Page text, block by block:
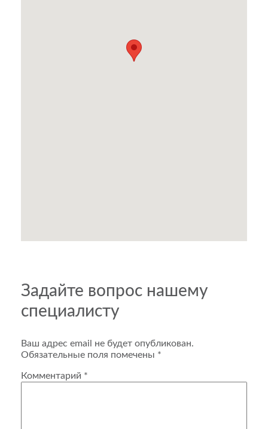
Задайте вопрос нашему
специалисту
Ваш адрес email не будет опубликован.
Обязательные поля помечены *
Комментарий *